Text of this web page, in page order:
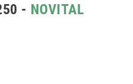
- NOVITAL